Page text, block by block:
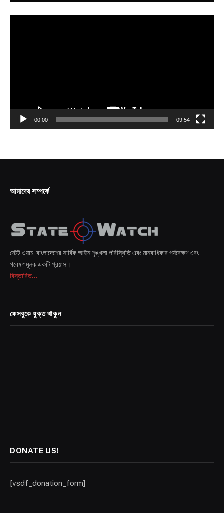
00:00 09:54
আমাদের সম্পর্কে
স্টেট ওয়াচ, বাংলাদেশের সার্বিক আইন শৃঙ্খলা পরিস্থিতি এবং মানবাধিকার পর্যবেক্ষণ এবং
গবেষণামূলক একটি প্রয়াস।
বিস্তারিত...
ফেসবুকে যুক্ত থাকুন
DONATE US!
[vsdf_donation_form]